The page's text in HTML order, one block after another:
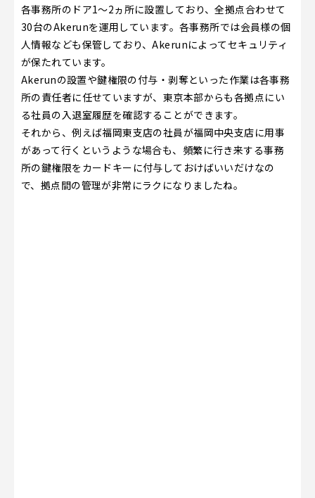
各事務所のドア1～2ヵ所に設置しており、全拠点合わせて
30台のAkerunを運用しています。各事務所では会員様の個
人情報なども保管しており、Akerunによってセキュリティ
が保たれています。
Akerunの設置や鍵権限の付与・剥奪といった作業は各事務
所の責任者に任せていますが、東京本部からも各拠点にい
る社員の入退室履歴を確認することができます。
それから、例えば福岡東支店の社員が福岡中央支店に用事
があって行くというような場合も、頻繁に行き来する事務
所の鍵権限をカードキーに付与しておけばいいだけなの
で、拠点間の管理が非常にラクになりましたね。